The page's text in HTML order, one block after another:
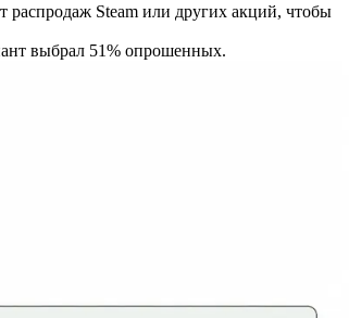
распродаж Steam или других акций, чтобы
выбрал 51% опрошенных.